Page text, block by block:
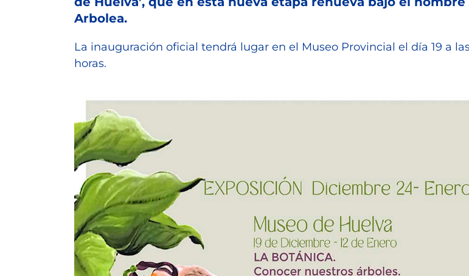
Arbolea.
La inauguración oficial tendrá lugar en el Museo Provincial el día 19 a las
horas.